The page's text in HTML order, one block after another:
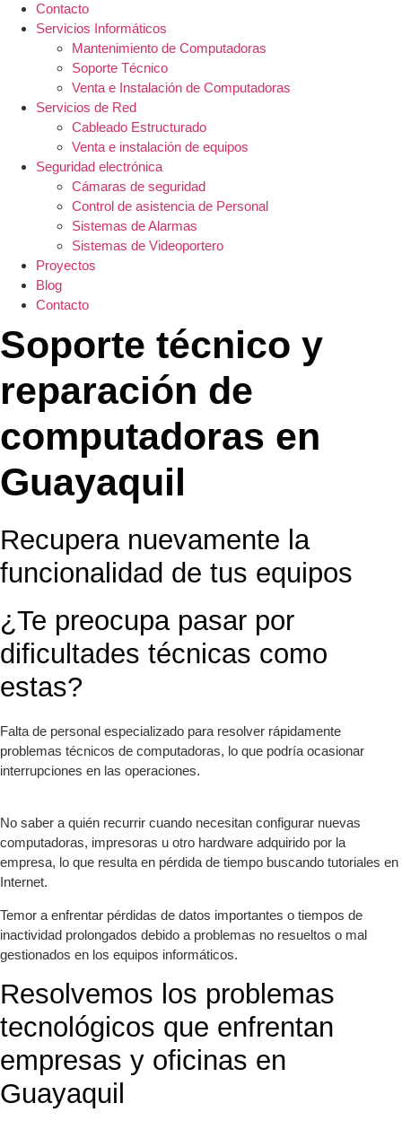
Contacto
Servicios Informáticos
Mantenimiento de Computadoras
Soporte Técnico
Venta e Instalación de Computadoras
Servicios de Red
Cableado Estructurado
Venta e instalación de equipos
Seguridad electrónica
Cámaras de seguridad
Control de asistencia de Personal
Sistemas de Alarmas
Sistemas de Videoportero
Proyectos
Blog
Contacto
Soporte técnico y
reparación de
computadoras en
Guayaquil
Recupera nuevamente la
funcionalidad de tus equipos
¿Te preocupa pasar por
dificultades técnicas como
estas?
Falta de personal especializado para resolver rápidamente
problemas técnicos de computadoras, lo que podría ocasionar
interrupciones en las operaciones.
No saber a quién recurrir cuando necesitan configurar nuevas
computadoras, impresoras u otro hardware adquirido por la
empresa, lo que resulta en pérdida de tiempo buscando tutoriales en
Internet.
Temor a enfrentar pérdidas de datos importantes o tiempos de
inactividad prolongados debido a problemas no resueltos o mal
gestionados en los equipos informáticos.
Resolvemos los problemas
tecnológicos que enfrentan
empresas y oficinas en
Guayaquil